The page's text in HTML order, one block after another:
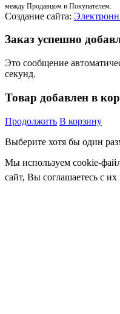
между Продавцом и Покупателем.
Создание сайта:
Заказ успешно
Это сообщение
секунд.
Товар добавлен в
Продолжить В корзину
Выберите хотя бы один
Мы используем cookie-
сайт, Вы соглашаетесь с